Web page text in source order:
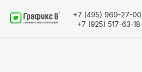
+7 (495) 969-27-00
+7 (925) 517-63-18